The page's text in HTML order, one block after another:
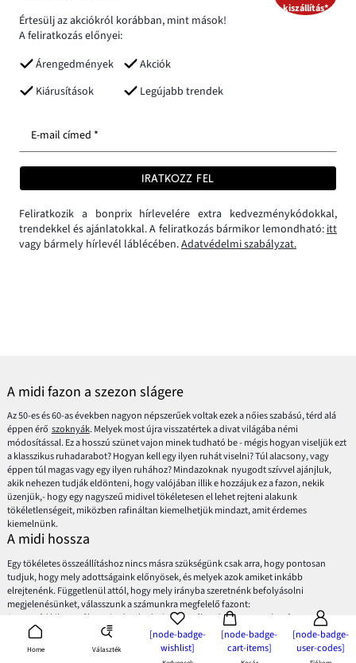
Home Választék
[node-badge-
wishlist]
[node-badge-
cart-items]
[node-badge-
user-codes]
Értesülj az akciókról korábban, mint mások!
A feliratkozás előnyei:
Árengedmények
Akciók
Kiárusítások
Legújabb trendek
kiszállítás*
E-mail címed *
IRATKOZZ FEL
Feliratkozik a bonprix hírlevelére extra kedvezménykódokkal,
trendekkel és ajánlatokkal. A feliratkozás bármikor lemondható:itt
vagy bármely hírlevél láblécében.Adatvédelmi szabályzat.
A midi fazon a szezon slágere
Az 50-es és 60-as években nagyon népszerűek voltak ezek a nőies szabású, térd alá
éppen érő szoknyák. Melyek most újra visszatértek a divat világába némi
módosítással. Ez a hosszú szünet vajon minek tudható be - mégis hogyan viseljük ezt
a klasszikus ruhadarabot? Hogyan kell egy ilyen ruhát viselni? Túl alacsony, vagy
éppen túl magas vagy egy ilyen ruhához? Mindazoknak nyugodt szívvel ajánjluk,
akik nehezen tudják eldönteni, hogy valójában illik e hozzájuk ez a fazon, nekik
üzenjük,- hogy egy nagyszeű midivel tökéletesen el lehet rejteni alakunk
tökéletlenségeit, miközben rafináltan kiemelhetjük mindazt, amit érdemes
kiemelnünk.
A midi hossza
Egy tökéletes összeállításhoz nincs másra szükségünk csak arra, hogy pontosan
tudjuk, hogy mely adottságaink előnyösek, és melyek azok amiket inkább
elrejtenénk. Függetlenül attól, hogy mely irányba szeretnénk befolyásolni
megjelenésünket, válasszunk a számunkra megfelelő fazont:
Szeretnéd kihangsúlyozni a derekadat?Akkor válaszd aceruza szoknyát
, vagy egy
testhezállóbb szoknyát. Remekül fog mutatni rajtad az elasztikus anyagoknak
köszönhetően.
Szeretnéd elrejteni a masszív térdeidet? Ha igen, akkor egybő szoknyával mindezt